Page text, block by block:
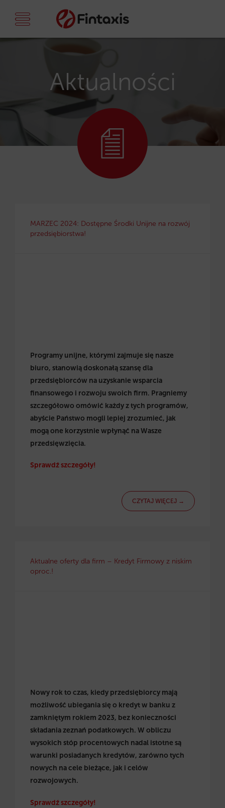
Aktualności
MARZEC 2024: Dostępne Środki Unijne na rozwój
przedsiębiorstwa!
Programy unijne, którymi zajmuje się nasze
biuro, stanowią doskonałą szansę dla
przedsiębiorców na uzyskanie wsparcia
finansowego i rozwoju swoich firm. Pragniemy
szczegółowo omówić każdy z tych programów,
abyście Państwo mogli lepiej zrozumieć, jak
mogą one korzystnie wpłynąć na Wasze
przedsięwzięcia.
Sprawdź szczegóły!
CZYTAJ WIĘCEJ →
Aktualne oferty dla firm – Kredyt Firmowy z niskim
oproc.!
Nowy rok to czas, kiedy przedsiębiorcy mają
możliwość ubiegania się o kredyt w banku z
zamkniętym rokiem 2023, bez konieczności
składania zeznań podatkowych. W obliczu
wysokich stóp procentowych nadal istotne są
warunki posiadanych kredytów, zarówno tych
nowych na cele bieżące, jak i celów
rozwojowych.
Sprawdź szczegóły!